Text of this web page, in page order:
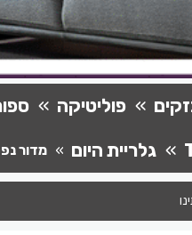
פוליטיקה
גלריית היום מדור